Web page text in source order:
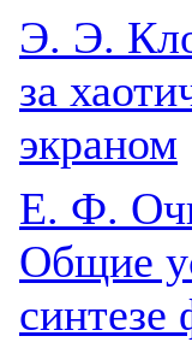
Э. Э.
за
экраном
Е. Ф.
Общие
синтезе